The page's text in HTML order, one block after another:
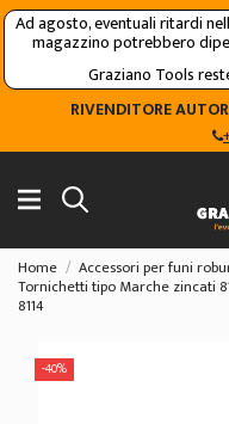
Ad agosto, eventuali ritardi
magazzino potrebbero
Graziano Tools
RIVENDITORE
Home Accessori per funi
Tornichetti tipo Marche zincati
8114
-40%